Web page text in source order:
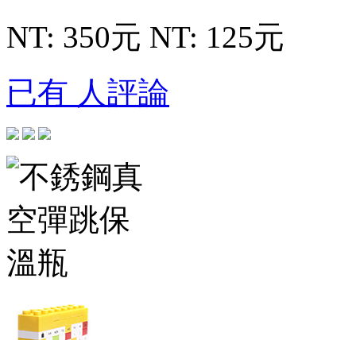
NT: 350元 NT: 125元
已有 人評論